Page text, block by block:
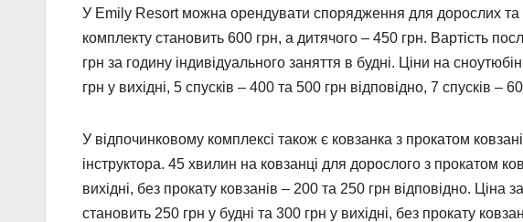
У Emily Resort можна орендувати спорядження для дорослих та
комплекту становить 600 грн, а дитячого – 450 грн. Вартість
грн за годину індивідуального заняття в будні. Ціни на
грн у вихідні, 5 спусків – 400 та 500 грн відповідно, 7 спусків –
У відпочинковому комплексі також є ковзанка з прокатом
інструктора. 45 хвилин на ковзанці для дорослого з прокатом
вихідні, без прокату ковзанів – 200 та 250 грн відповідно. Ціна
становить 250 грн у будні та 300 грн у вихідні, без прокату